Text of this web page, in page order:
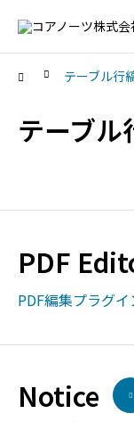
テーブル行
テーブル
PDF
PDF編集プラグイ
Notice